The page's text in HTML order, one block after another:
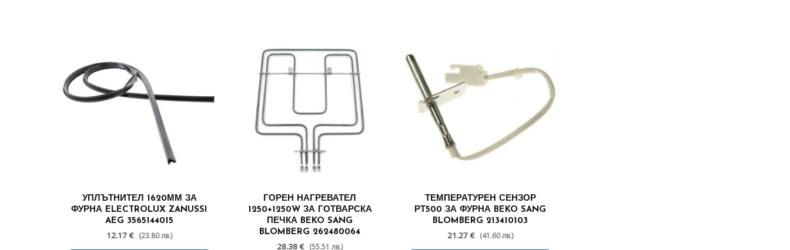
УПЛЪТНИТЕЛ 1620ММ ЗА
ФУРНА ELECTROLUX ZANUSSI
AEG 3565144015
12.17 € (23.80 лв.)
ГОРЕН НАГРЕВАТЕЛ
1250+1250W ЗА ГОТВАРСКА
ПЕЧКА BEKO SANG
BLOMBERG 262480064
28.38 € (55.51 лв.)
ТЕМПЕРАТУРЕН СЕНЗОР
РТ500 ЗА ФУРНА BEKO SANG
BLOMBERG 213410103
21.27 € (41.60 лв.)